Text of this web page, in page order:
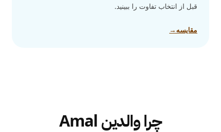
قبل از انتخاب تفاوت را ببینید.
مقایسه →
چرا والدین Amal